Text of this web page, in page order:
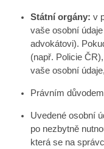
Státní orgány: v
vaše osobní
advokátovi).
(např. Policie
vaše osobní
Právním
Uvedené osobní
po nezbytně
která se na